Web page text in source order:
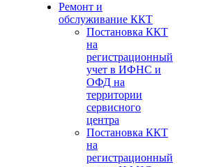
Ремонт и
обслуживание ККТ
Постановка ККТ
на
регистрационный
учет в ИФНС и
ОФД на
территории
сервисного
центра
Постановка ККТ
на
регистрационный